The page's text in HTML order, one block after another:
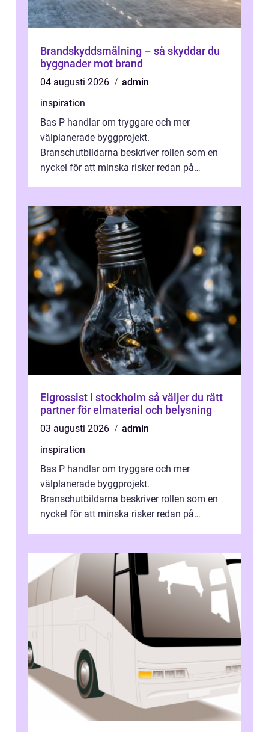
Brandskyddsmålning – så skyddar du
byggnader mot brand
04 augusti 2026
admin
inspiration
Bas P handlar om tryggare och mer
välplanerade byggprojekt.
Branschutbildarna beskriver rollen som en
nyckel för att minska risker redan på
Elgrossist i stockholm så väljer du rätt
partner för elmaterial och belysning
03 augusti 2026
admin
inspiration
Bas P handlar om tryggare och mer
välplanerade byggprojekt.
Branschutbildarna beskriver rollen som en
nyckel för att minska risker redan på